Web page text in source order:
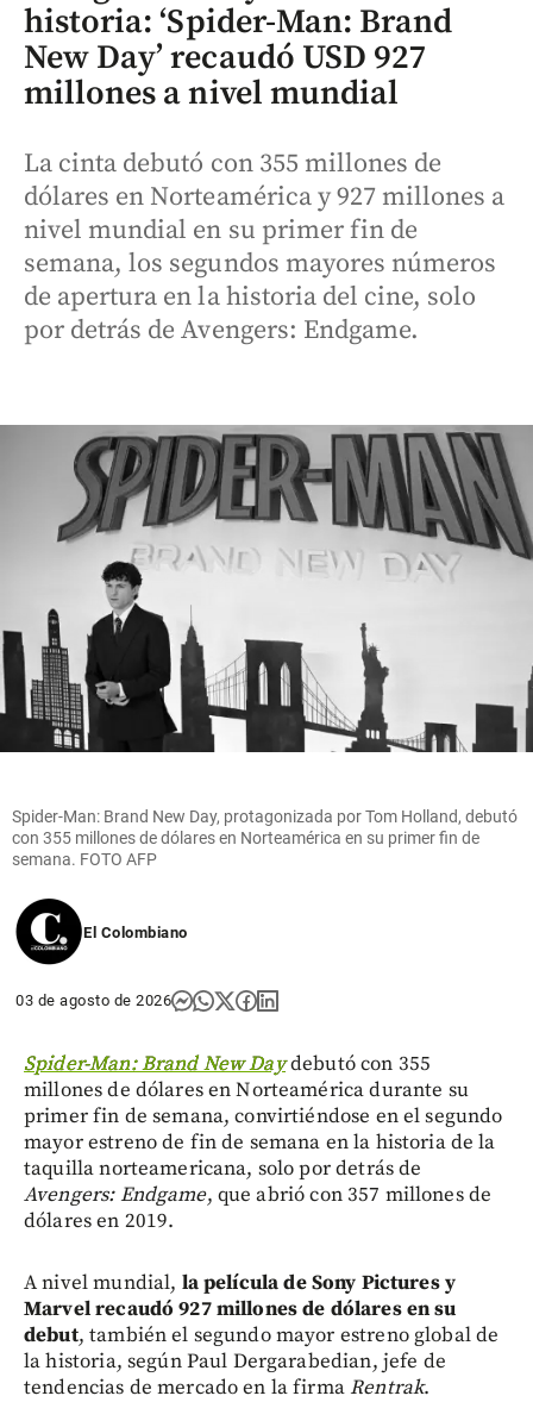
historia: ‘Spider-Man: Brand
New Day’ recaudó USD 927
millones a nivel mundial
La cinta debutó con 355 millones de
dólares en Norteamérica y 927 millones a
nivel mundial en su primer fin de
semana, los segundos mayores números
de apertura en la historia del cine, solo
por detrás de Avengers: Endgame.
Spider-Man: Brand New Day, protagonizada por Tom Holland, debutó
con 355 millones de dólares en Norteamérica en su primer fin de
semana. FOTO AFP
El Colombiano
03 de agosto de 2026
Spider-Man: Brand New Daydebutó con 355
millones de dólares en Norteamérica durante su
primer fin de semana, convirtiéndose en el segundo
mayor estreno de fin de semana en la historia de la
taquilla norteamericana, solo por detrás de
Avengers: Endgame, que abrió con 357 millones de
dólares en 2019.
A nivel mundial, la película de Sony Pictures y
Marvel recaudó 927 millones de dólares en su
debut, también el segundo mayor estreno global de
la historia, según Paul Dergarabedian, jefe de
tendencias de mercado en la firmaRentrak.